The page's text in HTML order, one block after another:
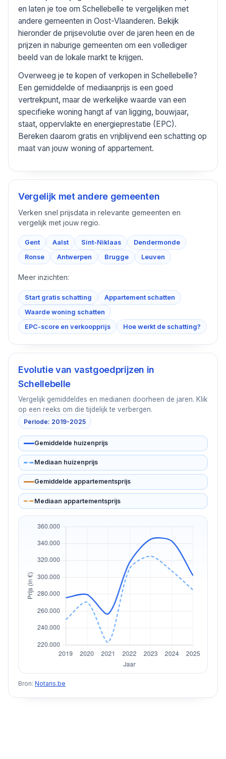
en laten je toe om Schellebelle te vergelijken met
andere gemeenten in Oost-Vlaanderen. Bekijk
hieronder de prijsevolutie over de jaren heen en de
prijzen in naburige gemeenten om een vollediger
beeld van de lokale markt te krijgen.
Overweeg je te kopen of verkopen in Schellebelle?
Een gemiddelde of mediaanprijs is een goed
vertrekpunt, maar de werkelijke waarde van een
specifieke woning hangt af van ligging, bouwjaar,
staat, oppervlakte en energieprestatie (EPC).
Bereken daarom gratis en vrijblijvend een schatting op
maat van jouw woning of appartement.
Vergelijk met andere gemeenten
Verken snel prijsdata in relevante gemeenten en
vergelijk met jouw regio.
Gent Aalst Sint-Niklaas
Dendermonde
Ronse
Antwerpen Brugge Leuven
Meer inzichten:
Start gratis schatting
Appartement schatten
Waarde woning schatten
EPC-score en verkoopprijs
Hoe werkt de schatting?
Evolutie van vastgoedprijzen in
Schellebelle
Vergelijk gemiddeldes en medianen doorheen de jaren. Klik
op een reeks om die tijdelijk te verbergen.
Periode: 2019-2025
Gemiddelde huizenprijs
Mediaan huizenprijs
Gemiddelde appartementsprijs
Mediaan appartementsprijs
Bron:Notaris.be